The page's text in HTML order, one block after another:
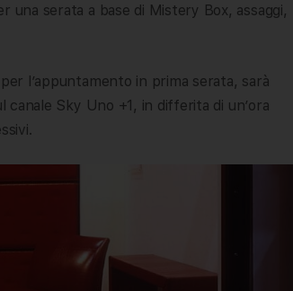
una serata a base di Mistery Box, assaggi,
l’appuntamento in prima serata, sarà
canale Sky Uno +1, in differita di un’ora